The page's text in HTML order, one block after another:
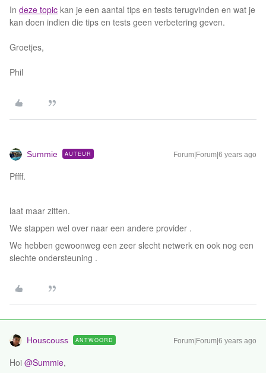
In deze topic kan je een aantal tips en tests terugvinden en wat je
kan doen indien die tips en tests geen verbetering geven.
Groetjes,
Phil
Summie AUTEUR Forum|Forum|6 years ago
Pffff.
laat maar zitten.
We stappen wel over naar een andere provider .
We hebben gewoonweg een zeer slecht netwerk en ook nog een
slechte ondersteuning .
Houscouss ANTWOORD Forum|Forum|6 years ago
Hoi @Summie,